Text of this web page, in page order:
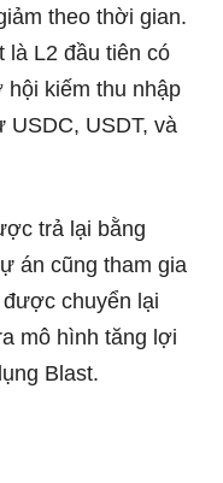
theo thời gian.
là L2 đầu tiên có
kiếm thu nhập
USDC, USDT, và
trả lại bằng
án cũng tham gia
chuyển lại
mô hình tăng lợi
Blast.